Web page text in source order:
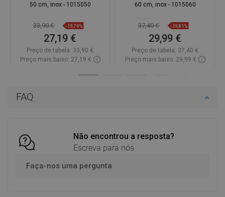
FAQ
Não encontrou a resposta?
Escreva para nós
Faça-nos uma pergunta
50 cm, inox - 1015050
33,90 € -19,79%
27,19 €
Preço de tabela: 33,90 €
Preço mais baixo: 27,19 €
60 cm, inox - 1015060
37,40 € -19,81%
29,99 €
Preço de tabela: 37,40 €
Preço mais baixo: 29,99 €